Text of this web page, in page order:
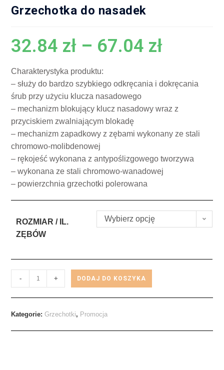
Grzechotka do nasadek
32.84 zł – 67.04 zł
Charakterystyka produktu:
– służy do bardzo szybkiego odkręcania i dokręcania
śrub przy użyciu klucza nasadowego
– mechanizm blokujący klucz nasadowy wraz z
przyciskiem zwalniającym blokadę
– mechanizm zapadkowy z zębami wykonany ze stali
chromowo-molibdenowej
– rękojeść wykonana z antypoślizgowego tworzywa
– wykonana ze stali chromowo-wanadowej
– powierzchnia grzechotki polerowana
ROZMIAR / IL.
ZĘBÓW
Wybierz opcję
- + DODAJ DO KOSZYKA
Kategorie:Grzechotki, Promocja